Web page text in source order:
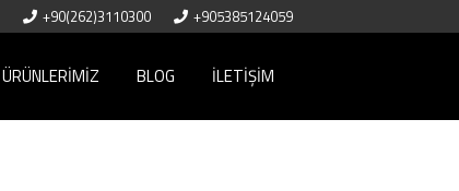
+90(262)3110300 +905385124059
ÜRÜNLERIMIZ BLOG İLETIŞIM